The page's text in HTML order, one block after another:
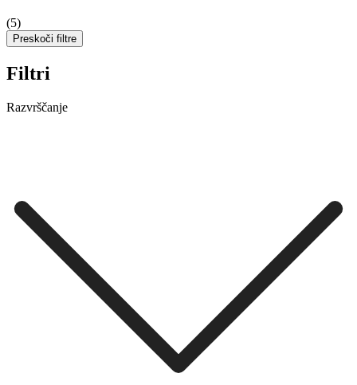
(5)
Preskoči filtre
Filtri
Razvrščanje